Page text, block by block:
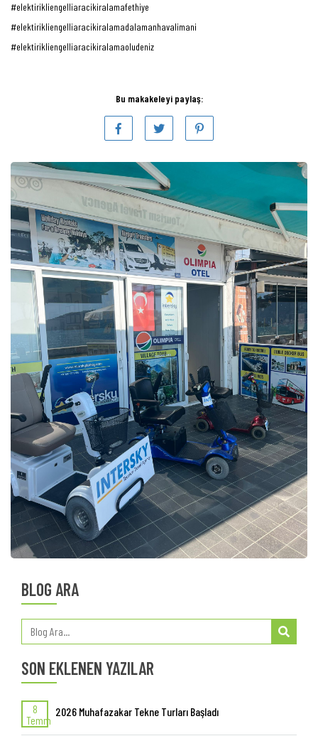
#elektirikliengelliaracikiralamafethiye
#elektirikliengelliaracikiralamadalamanhavalimani
#elektirikliengelliaracikiralamaoludeniz
Bu makakeleyi paylaş:
BLOG ARA
SON EKLENEN YAZILAR
8
Temm
2026 Muhafazakar Tekne Turları Başladı